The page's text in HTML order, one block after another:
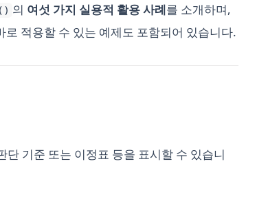
의 여섯 가지 실용적 활용 사례를 소개하며,
적용할 수 있는 예제도 포함되어 있습니다.
기준 또는 이정표 등을 표시할 수 있습니